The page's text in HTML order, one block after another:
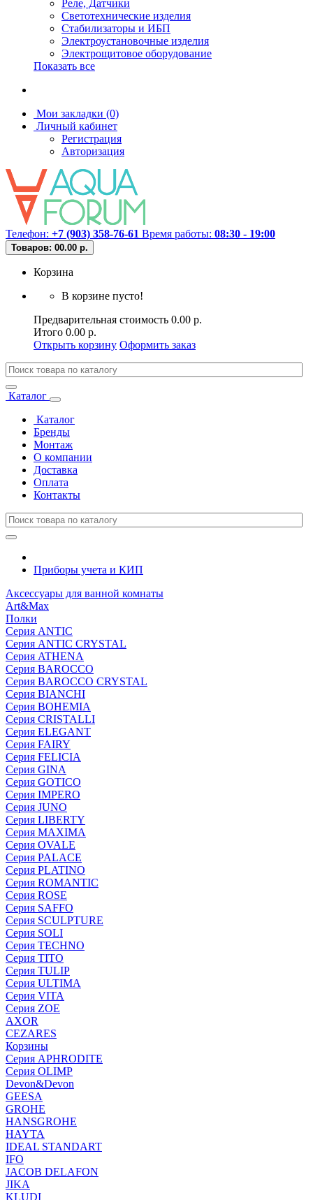
Реле, Датчики
Светотехнические изделия
Стабилизаторы и ИБП
Электроустановочные изделия
Электрощитовое оборудование
Показать все
Мои закладки (0)
Личный кабинет
Регистрация
Авторизация
Телефон: +7 (903) 358-76-61 Время работы: 08:30 - 19:00
Товаров: 00.00 р.
Корзина
В корзине пусто!
Предварительная стоимость 0.00 р.
Итого 0.00 р.
Открыть корзину Оформить заказ
Каталог
Каталог
Бренды
Монтаж
О компании
Доставка
Оплата
Контакты
Приборы учета и КИП
Аксессуары для ванной комнаты
Art&Max
Полки
Серия ANTIC
Серия ANTIC CRYSTAL
Серия ATHENA
Серия BAROCCO
Серия BAROCCO CRYSTAL
Серия BIANCHI
Серия BOHEMIA
Серия CRISTALLI
Серия ELEGANT
Серия FAIRY
Серия FELICIA
Серия GINA
Серия GOTICO
Серия IMPERO
Серия JUNO
Серия LIBERTY
Серия MAXIMA
Серия OVALE
Серия PALACE
Серия PLATINO
Серия ROMANTIC
Серия ROSE
Серия SAFFO
Серия SCULPTURE
Серия SOLI
Серия TECHNO
Серия TITO
Серия TULIP
Серия ULTIMA
Серия VITA
Серия ZOE
AXOR
CEZARES
Корзины
Серия APHRODITE
Серия OLIMP
Devon&Devon
GEESA
GROHE
HANSGROHE
HAYTA
IDEAL STANDART
IFO
JACOB DELAFON
JIKA
KLUDI